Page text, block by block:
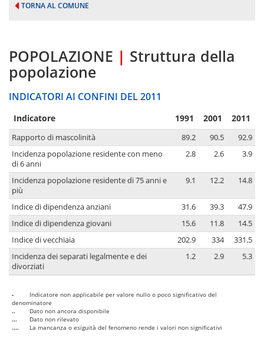
TORNA AL COMUNE
POPOLAZIONE | Struttura della
popolazione
INDICATORI AI CONFINI DEL 2011
Indicatore 1991 2001 2011
Rapporto di mascolinità 89.2 90.5
92.9
Incidenza popolazione residente con meno
di 6 anni
2.8 2.6 3.9
Incidenza popolazione residente di 75 anni e
più
9.1 12.2 14.8
Indice di dipendenza anziani 31.6 39.3
47.9
Indice di dipendenza giovani
15.6 11.8
14.5
Indice di vecchiaia
202.9 334
331.5
Incidenza dei separati legalmente e dei
divorziati
1.2 2.9 5.3
-
Indicatore non applicabile per valore nullo o poco significativo del
denominatore
..
Dato non ancora disponibile
...
Dato non rilevato
....
La mancanza o esiguità del fenomeno rende i valori non significativi